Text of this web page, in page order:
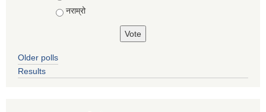
नराम्रो
Older polls
Results